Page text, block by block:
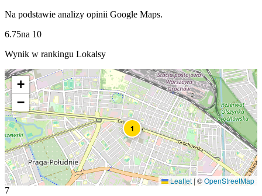
Na podstawie analizy opinii Google Maps.
6.75na 10
Wynik w rankingu Lokalsy
1
+
−
Leaflet | ©OpenStreetMap
7